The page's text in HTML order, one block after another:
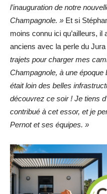
l’inauguration de notre
Champagnole. » Et si
moins connu ici qu’ailleurs, il
anciens avec la perle du Jura
trajets pour charger mes
Champagnole, à une époque
était loin des belles
découvrez ce soir ! Je tiens
contribué à cet essor, et je
Pernot et ses équipes. »